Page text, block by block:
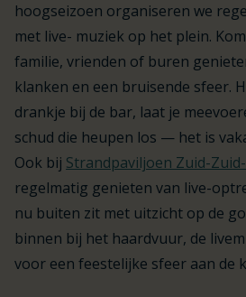
hoogseizoen organiseren we
met live- muziek op het plein.
familie, vrienden of buren
klanken en een bruisende sfeer.
drankje bij de bar, laat je
schud die heupen los — het is
Ook bij Strandpaviljoen Zuid-
regelmatig genieten van live-
nu buiten zit met uitzicht op de
binnen bij het haardvuur, de
voor een feestelijke sfeer aan de